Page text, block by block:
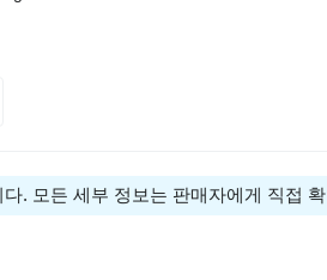
. 모든 세부 정보는 판매자에게 직접